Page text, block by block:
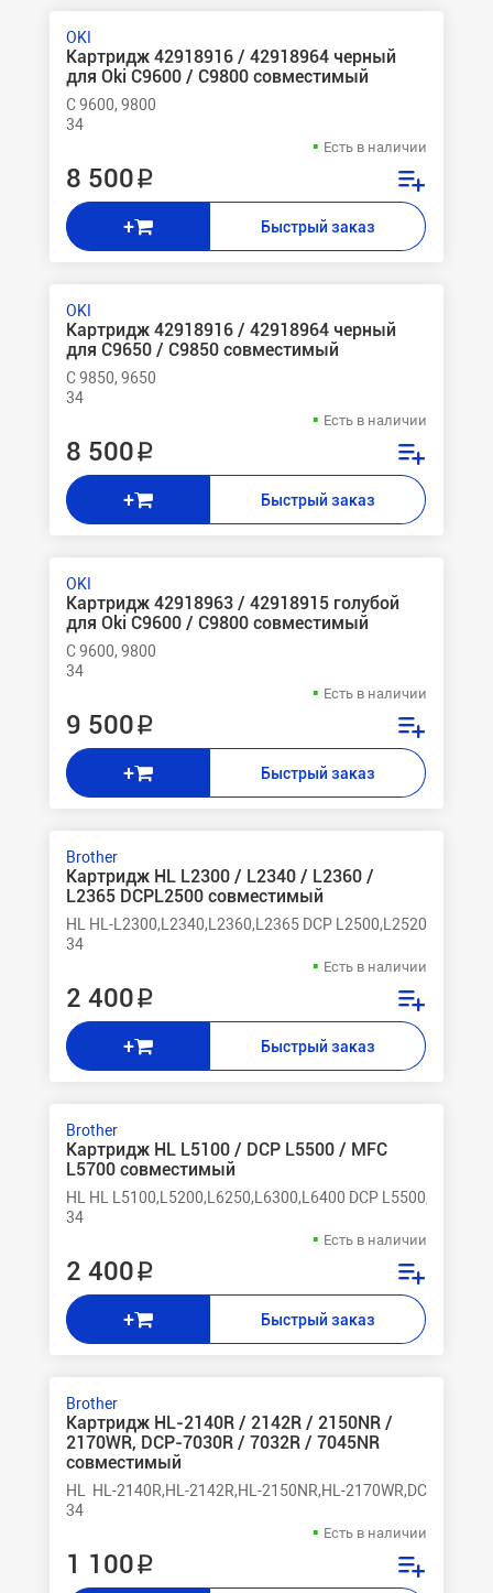
OKI
Картридж 42918916 / 42918964 черный
для Oki C9600 / C9800 совместимый
C 9600, 9800
34
Есть в наличии
8 500 ₽
+ Быстрый заказ
OKI
Картридж 42918916 / 42918964 черный
для C9650 / C9850 совместимый
C 9850, 9650
34
Есть в наличии
8 500 ₽
+ Быстрый заказ
OKI
Картридж 42918963 / 42918915 голубой
для Oki C9600 / C9800 совместимый
C 9600, 9800
34
Есть в наличии
9 500 ₽
+ Быстрый заказ
Brother
Картридж HL L2300 / L2340 / L2360 /
L2365 DCPL2500 совместимый
HL HL-L2300,L2340,L2360,L2365 DCP L2500,L2520,L2560
34
Есть в наличии
2 400 ₽
+ Быстрый заказ
Brother
Картридж HL L5100 / DCP L5500 / MFC
L5700 совместимый
HL HL L5100,L5200,L6250,L6300,L6400 DCP L5500,L6600
34
Есть в наличии
2 400 ₽
+ Быстрый заказ
Brother
Картридж HL-2140R / 2142R / 2150NR /
2170WR, DCP-7030R / 7032R / 7045NR
совместимый
HL HL-2140R,HL-2142R,HL-2150NR,HL-2170WR,DCP-
34
Есть в наличии
1 100 ₽